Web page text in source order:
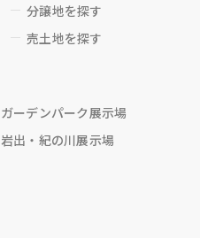
分譲地を探す
売土地を探す
ガーデンパーク展示場
岩出・紀の川展示場